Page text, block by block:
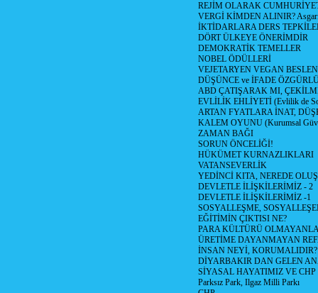
REJİM OLARAK
VERGİ KİMDEN ALINIR?
İKTİDARLARA DERS
DÖRT ÜLKEYE ÖNERİMDİR
DEMOKRATİK TEMELLER
NOBEL ÖDÜLLERİ
VEJETARYEN VEGAN
DÜŞÜNCE ve İFADE
ABD ÇATIŞARAK MI,
EVLİLİK EHLİYETİ (Evlilik de
ARTAN FYATLARA İNAT,
KALEM OYUNU (Kurumsal
ZAMAN BAĞI
SORUN ÖNCELİĞİ!
HÜKÜMET KURNAZLIKLARI
VATANSEVERLİK
YEDİNCİ KITA, NEREDE
DEVLETLE İLİŞKİLERİMİZ - 2
DEVLETLE İLİŞKİLERİMİZ -1
SOSYALLEŞME,
EĞİTİMİN ÇIKTISI NE?
PARA KÜLTÜRÜ
ÜRETİME DAYANMAYAN
İNSAN NEYİ, KORUMALIDIR?
DİYARBAKIR DAN GELEN
SİYASAL HAYATIMIZ VE CHP
Parksız Park, Ilgaz Milli Parkı